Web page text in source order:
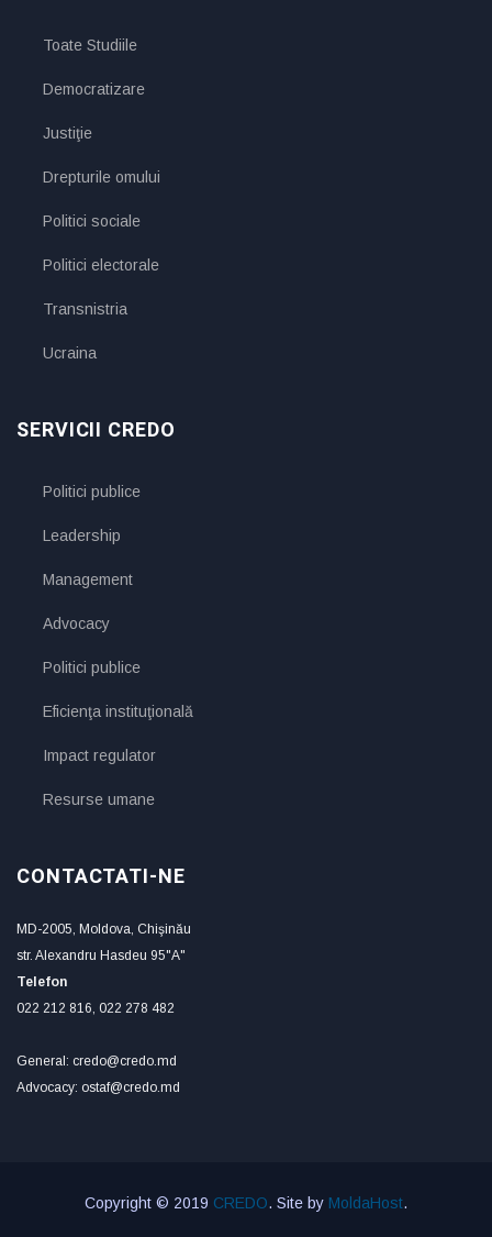
Toate Studiile
Democratizare
Justiţie
Drepturile omului
Politici sociale
Politici electorale
Transnistria
Ucraina
SERVICII CREDO
Politici publice
Leadership
Management
Advocacy
Politici publice
Eficienţa instituţională
Impact regulator
Resurse umane
CONTACTATI-NE
MD-2005, Moldova, Chişinău
str. Alexandru Hasdeu 95"A"
Telefon
022 212 816, 022 278 482
General: credo@credo.md
Advocacy: ostaf@credo.md
Copyright © 2019 CREDO. Site by MoldaHost.